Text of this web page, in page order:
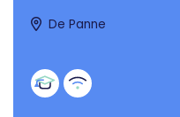
De Panne